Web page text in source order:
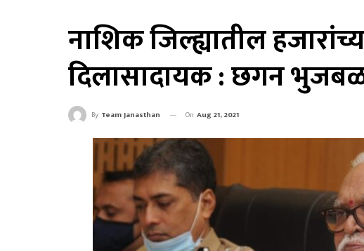
नाशिक जिल्ह्यातील
दिलासादायक : छगन
By Team Janasthan On Aug 21, 2021